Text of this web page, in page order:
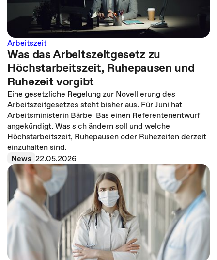
Arbeitszeit
Was das Arbeitszeitgesetz zu
Höchstarbeitszeit, Ruhepausen und
Ruhezeit vorgibt
Eine gesetzliche Regelung zur Novellierung des
Arbeitszeitgesetzes steht bisher aus. Für Juni hat
Arbeitsministerin Bärbel Bas einen Referentenentwurf
angekündigt. Was sich ändern soll und welche
Höchstarbeitszeit, Ruhepausen oder Ruhezeiten derzeit
einzuhalten sind.
News 22.05.2026